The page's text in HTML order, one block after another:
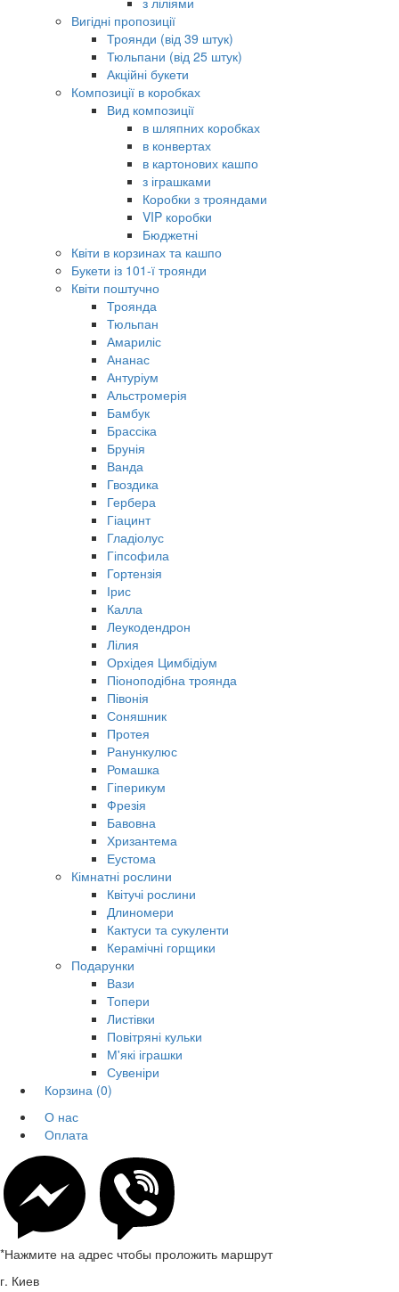
Вигідні пропозиції
Троянди (від 39 штук)
Тюльпани (від 25 штук)
Акційні букети
Композиції в коробках
Вид композиції
в шляпних коробках
в конвертах
в картонових кашпо
з іграшками
Коробки з трояндами
VIP коробки
Бюджетні
Квіти в корзинах та кашпо
Букети із 101-ї троянди
Квіти поштучно
Троянда
Тюльпан
Амариліс
Ананас
Антуріум
Альстромерія
Бамбук
Брассіка
Брунія
Ванда
Гвоздика
Гербера
Гіацинт
Гладіолус
Гіпсофила
Гортензія
Ірис
Калла
Леукодендрон
Лілия
Орхідея Цимбідіум
Піоноподібна троянда
Півонія
Соняшник
Протея
Ранункулюс
Ромашка
Гіперикум
Фрезія
Бавовна
Хризантема
Еустома
Кімнатні рослини
Квітучі рослини
Длиномери
Кактуси та сукуленти
Керамічні горщики
Подарунки
Вази
Топери
Листівки
Повітряні кульки
М'які іграшки
Сувеніри
Корзина (0)
О нас
Оплата
*Нажмите на адрес чтобы проложить маршрут
г. Киев